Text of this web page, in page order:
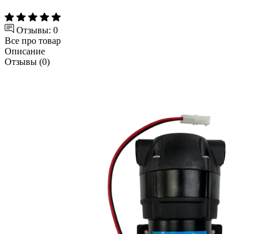
Отзывы: 0
Все про товар
Описание
Отзывы (0)